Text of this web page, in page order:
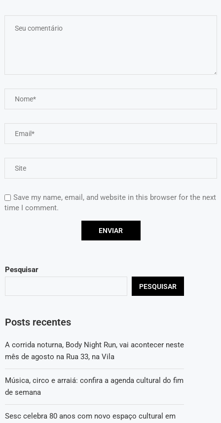
Save my name, email, and website in this browser for the next
time I comment.
Pesquisar
PESQUISAR
Posts recentes
A corrida noturna, Body Night Run, vai acontecer neste
mês de agosto na Rua 33, na Vila
Música, circo e arraiá: confira a agenda cultural do fim
de semana
Sesc celebra 80 anos com novo espaço cultural em